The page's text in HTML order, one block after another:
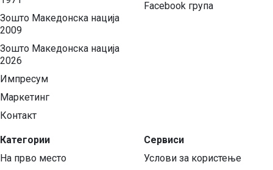
Зошто Македонска нација
2009
Зошто Македонска нација
2026
Импресум
Маркетинг
Контакт
Категории
На прво место
Facebook група
Сервиси
Услови за користење